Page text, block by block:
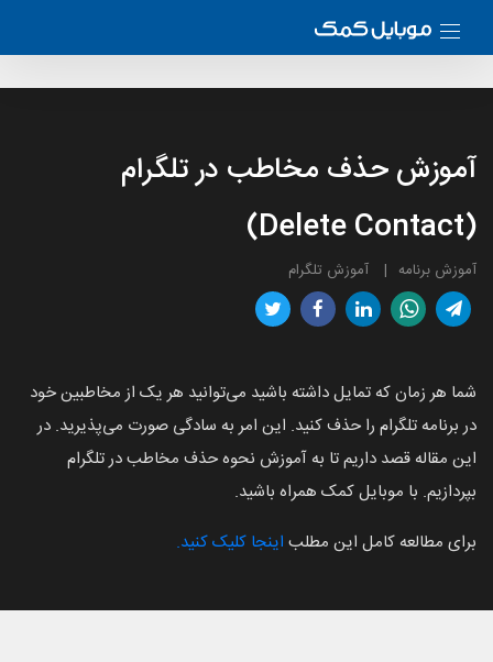
آموزش حذف مخاطب در تلگرام
(Delete Contact)
آموزش برنامه آموزش تلگرام
شما هر زمان که تمایل داشته باشید می‌توانید هر یک از مخاطبین خود
در برنامه تلگرام را حذف کنید. این امر به سادگی صورت می‌پذیرید. در
این مقاله قصد داریم تا به آموزش نحوه حذف مخاطب در تلگرام
بپردازیم. با موبایل کمک همراه باشید.
برای مطالعه کامل این مطلب اینجا کلیک کنید.